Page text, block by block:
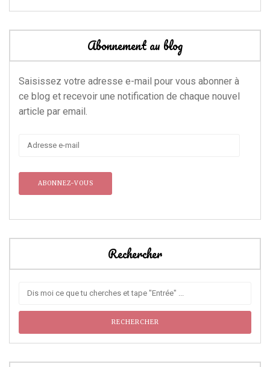
Abonnement au blog
Saisissez votre adresse e-mail pour vous abonner à
ce blog et recevoir une notification de chaque nouvel
article par email.
Adresse
mail
Rechercher